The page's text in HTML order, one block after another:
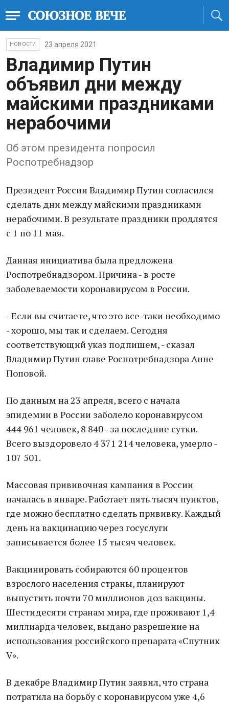
НОВОСТИ 23 апреля 2021
Владимир Путин
объявил дни между
майскими праздниками
нерабочими
Об этом президента попросил
Роспотребнадзор
Президент России Владимир Путин согласился
сделать дни между майскими праздниками
нерабочими. В результате праздники продлятся
с 1 по 11 мая.
Данная инициатива была предложена
Роспотребнадзором. Причина - в росте
заболеваемости коронавирусом в России.
- Если вы считаете, что это все-таки необходимо
- хорошо, мы так и сделаем. Сегодня
соответствующий указ подпишем, - сказал
Владимир Путин главе Роспотребнадзора Анне
Поповой.
По данным на 23 апреля, всего с начала
эпидемии в России заболело коронавирусом
444 961 человек, 8 840 - за последние сутки.
Всего выздоровело 4 371 214 человека, умерло -
107 501.
Массовая прививочная кампания в России
началась в январе. Работает пять тысяч пунктов,
где можно бесплатно сделать прививку. Каждый
день на вакцинацию через госуслуги
записывается более 15 тысяч человек.
Вакцинировать собираются 60 процентов
взрослого населения страны, планируют
выпустить почти 70 миллионов доз вакцины.
Шестидесяти странам мира, где проживают 1,4
миллиарда человек, выдано разрешение на
использования российского препарата «Спутник
V».
В декабре Владимир Путин заявил, что страна
потратила на борьбу с коронавирусом уже 4,6